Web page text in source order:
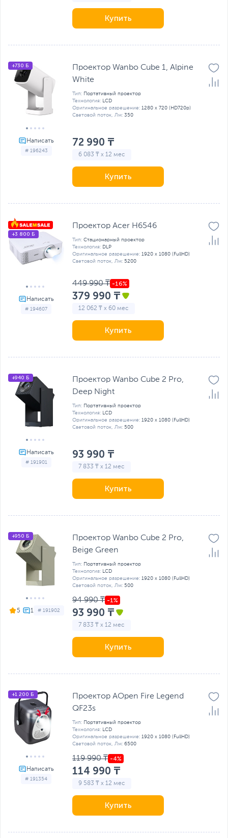
Купить
# 196243
+730 Б
Проектор Wanbo Cube 1, Alpine
White
Тип: Портативный проектор
Технология: LCD
Оригинальное разрешение: 1280 x 720 (HD720p)
Световой поток, Лм: 350
72 990 ₸
6 083 ₸ x 12 мес
Купить
# 194607
+3 800 Б
Проектор Acer H6546
Тип: Стационарный проектор
Технология: DLP
Оригинальное разрешение: 1920 x 1080 (FullHD)
Световой поток, Лм: 5200
449 990 ₸
379 990 ₸
12 062 ₸ x 60 мес
Купить
# 191901
+940 Б
Проектор Wanbo Cube 2 Pro,
Deep Night
Тип: Портативный проектор
Технология:
LCD
Оригинальное разрешение: 1920 x 1080 (FullHD)
Световой поток, Лм: 500
93 990 ₸
7 833 ₸ x 12 мес
Купить
5 # 191902
+950 Б
Проектор Wanbo Cube 2 Pro,
Beige Green
Тип: Портативный проектор
Технология:
LCD
Оригинальное разрешение: 1920 x 1080 (FullHD)
Световой поток, Лм: 500
94 990 ₸
93 990 ₸
7 833 ₸ x 12 мес
Купить
# 191354
+1 200 Б
Проектор AOpen Fire Legend
QF23s
Тип: Портативный проектор
Технология:
LCD
Оригинальное разрешение: 1920 x 1080 (FullHD)
Световой поток, Лм: 6500
119 990 ₸
114 990 ₸
9 583 ₸ x 12 мес
Купить